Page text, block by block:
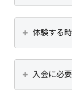
体験する
入会に必